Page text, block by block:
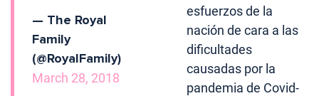
— The Royal
Family
(@RoyalFamily)
March 28, 2018
esfuerzos de la
nación de cara a las
dificultades
causadas por la
pandemia de Covid-